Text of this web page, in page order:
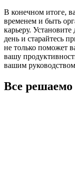
В конечном итоге,
временем и быть
карьеру.
день и старайтесь
не только поможет
вашу
вашим
Все решаемо